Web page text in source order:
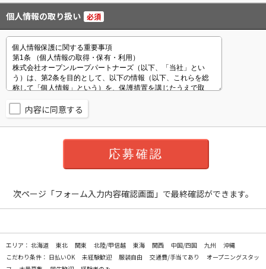
個人情報の取り扱い 必須
内容に同意する
次ページ「フォーム入力内容確認画面」で最終確認ができます。
エリア： 北海道 東北 関東 北陸/甲信越 東海 関西 中国/四国 九州
沖縄
こだわり条件： 日払いOK 未経験歓迎 服装自由 交通費/手当てあり
オープニングスタッ